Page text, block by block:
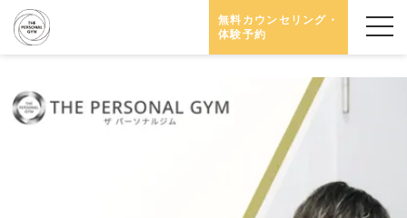
無料カウンセリング・
体験予約